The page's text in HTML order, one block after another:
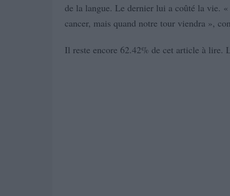
de la langue. Le dernier lui a coûté la vie.
cancer, mais quand notre tour viendra »,
Il reste encore 62.42% de cet article à lire.